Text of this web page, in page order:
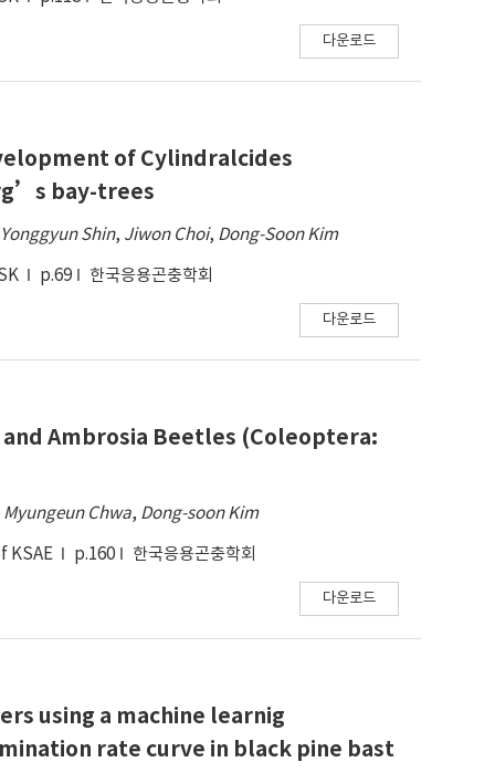
다운로드
of Cylindralcides
bay-trees
Yonggyun Shin, Jiwon Choi, Dong-Soon Kim
p.69 한국응용곤충학회
다운로드
and Ambrosia Beetles (Coleoptera:
Myungeun Chwa, Dong-soon Kim
KSAE p.160 한국응용곤충학회
다운로드
using a machine learnig
rate curve in black pine bast